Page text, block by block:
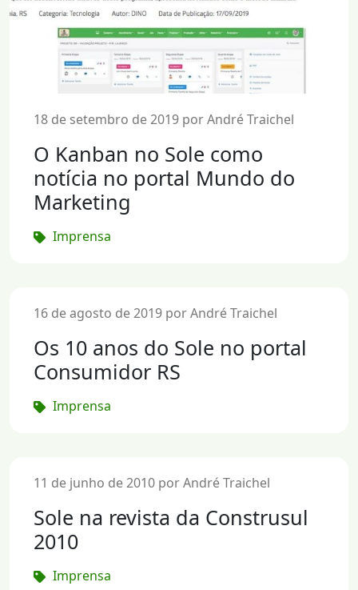
18 de setembro de 2019 por André Traichel
O Kanban no Sole como
notícia no portal Mundo do
Marketing
Imprensa
16 de agosto de 2019 por André Traichel
Os 10 anos do Sole no portal
Consumidor RS
Imprensa
11 de junho de 2010 por André Traichel
Sole na revista da Construsul
2010
Imprensa